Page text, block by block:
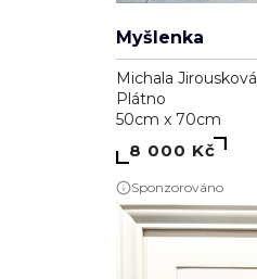
Myšlenka
Michala Jirousková
Plátno
50cm x 70cm
8 000 Kč
Sponzorováno